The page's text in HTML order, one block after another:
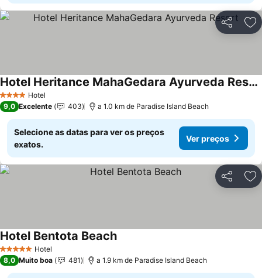
Partilhar
4 EstrelasHotel
Hotel Heritance MahaGedara Ayurveda Resort
9,0 Excelente 403 a 1.0 km de Paradise Island Beach
Selecione as datas para ver os preços
exatos.
Ver preços
Partilhar
5 Estrelas Hotel
Hotel Bentota Beach
8,0 Muito boa 481 a 1.9 km de Paradise Island Beach